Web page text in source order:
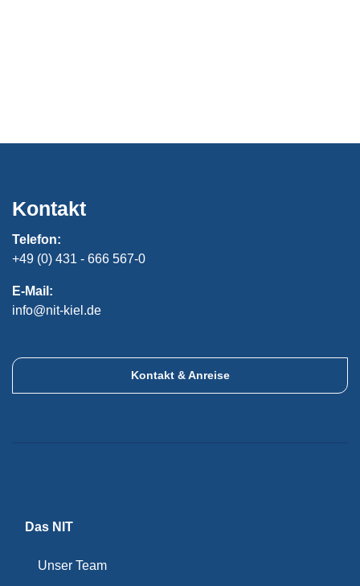
Das NIT
Unser Team
Kontakt
Telefon:
+49 (0) 431 - 666 567-0
E-Mail:
info@nit-kiel.de
Kontakt & Anreise